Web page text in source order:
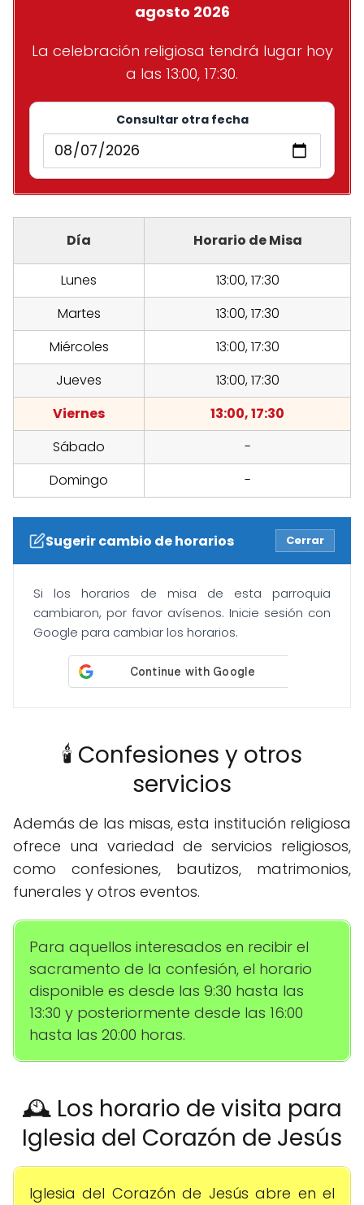
agosto 2026
La celebración religiosa tendrá lugar hoy
a las 13:00, 17:30.
Consultar otra fecha
Día Horario de Misa
Lunes
13:00, 17:30
Martes
13:00, 17:30
Miércoles
13:00, 17:30
Jueves
13:00, 17:30
Viernes
13:00, 17:30
Sábado
-
Domingo
-
Sugerir cambio de horarios Cerrar
Si los horarios de misa de esta parroquia
cambiaron, por favor avísenos. Inicie sesión con
Google para cambiar los horarios.
🕯️ Confesiones y otros
servicios
Además de las misas, esta institución religiosa
ofrece una variedad de servicios religiosos,
como confesiones, bautizos, matrimonios,
funerales y otros eventos.
Para aquellos interesados en recibir el
sacramento de la confesión, el horario
disponible es desde las 9:30 hasta las
13:30 y posteriormente desde las 16:00
hasta las 20:00 horas.
🕰️ Los horario de visita para
Iglesia del Corazón de Jesús
Iglesia del Corazón de Jesús abre en el